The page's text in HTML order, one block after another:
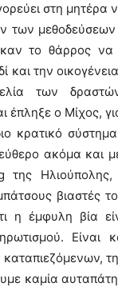
στη μητέρα
των μεθοδεύσεων
το θάρρος να
και την
των
έπληξε ο Μίχος,
κρατικό
ακόμα και
της
βιαστές
η έμφυλη βία
Είναι
καμία αυταπάτη